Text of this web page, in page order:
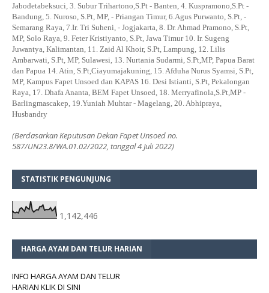
Jabodetabeksuci, 3. Subur Trihartono,S.Pt - Banten, 4. Kuspramono,S.Pt -
Bandung, 5. Nuroso, S.Pt, MP, - Priangan Timur, 6.Agus Purwanto, S.Pt, -
Semarang Raya, 7.Ir. Tri Suheni, - Jogjakarta, 8. Dr. Ahmad Pramono, S.Pt,
MP, Solo Raya, 9. Feter Kristiyanto, S.Pt, Jawa Timur 10. Ir. Sugeng
Juwantya, Kalimantan, 11. Zaid Al Khoir, S.Pt, Lampung, 12. Lilis
Ambarwati, S.Pt, MP, Sulawesi, 13. Nurtania Sudarmi, S.Pt,MP, Papua Barat
dan Papua 14. Atin, S.Pt,Ciayumajakuning, 15. Afduha Nurus Syamsi, S.Pt,
MP, Kampus Fapet Unsoed dan KAPAS 16. Desi Istianti, S.Pt, Pekalongan
Raya, 17. Dhafa Ananta, BEM Fapet Unsoed, 18. Merryafinola,S.Pt,MP -
Barlingmascakep, 19.Yuniah Muhtar - Magelang, 20. Abhipraya,
Husbandry
(Berdasarkan Keputusan Dekan Fapet Unsoed no.
587/UN23.8/WA.01.02/2022, tanggal 4 Juli 2022)
STATISTIK PENGUNJUNG
1,142,446
HARGA AYAM DAN TELUR HARIAN
INFO HARGA AYAM DAN TELUR
HARIAN KLIK DI SINI